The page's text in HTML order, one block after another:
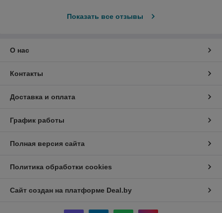
Показать все отзывы
О нас
Контакты
Доставка и оплата
График работы
Полная версия сайта
Политика обработки cookies
Сайт создан на платформе Deal.by